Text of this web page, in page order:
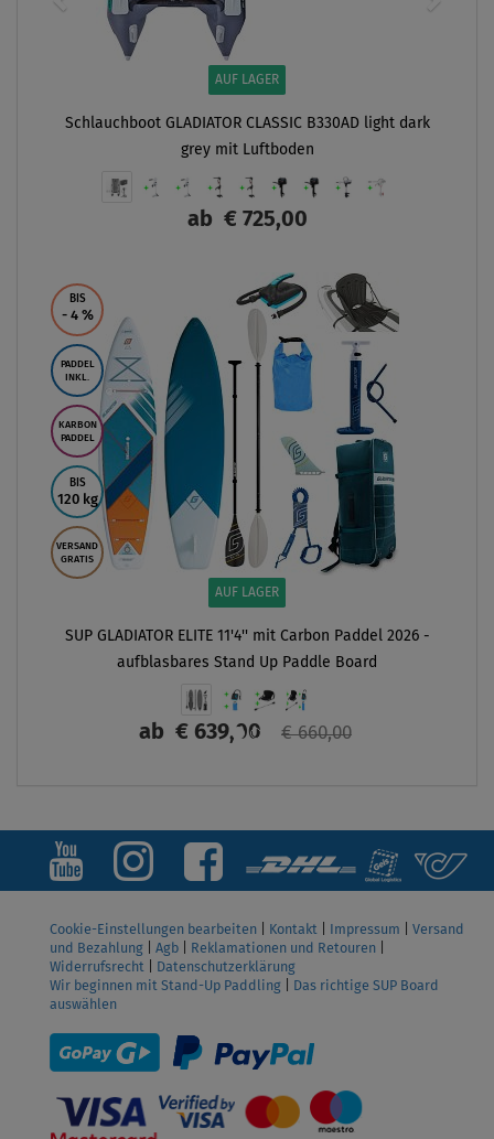
AUF LAGER
Schlauchboot GLADIATOR CLASSIC B330AD light dark
grey mit Luftboden
ab € 725,00
ANZEIGEN
BIS
- 4 %
PADDEL
INKL.
KARBON
PADDEL
BIS
120 kg
VERSAND
GRATIS
AUF LAGER
SUP GLADIATOR ELITE 11'4'' mit Carbon Paddel 2026 -
aufblasbares Stand Up Paddle Board
ab € 639,00 € 660,00
Cookie-Einstellungen bearbeiten Kontakt Impressum
Versand
und Bezahlung
Agb Reklamationen und Retouren
Widerrufsrecht
Datenschutzerklärung
Wir beginnen mit Stand-Up Paddling
Das richtige SUP Board
auswählen